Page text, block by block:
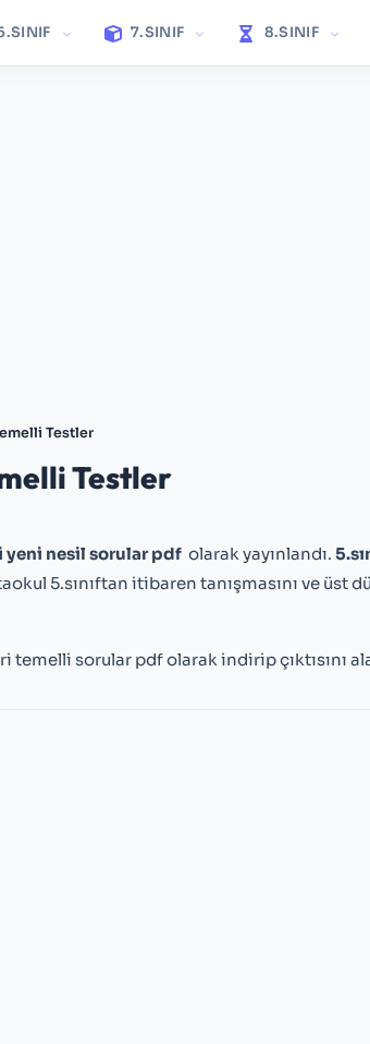
7.SINIF 8.SINIF
Testler
Testler
yeni nesil sorular pdf olarak yayınlandı.
5.sınıftan itibaren tanışmasını ve üst
temelli sorular pdf olarak indirip çıktısını